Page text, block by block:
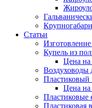
Статьи
Купель из
Цена на
Воздуховоды
Пластиковый
Цена на
Пластиковые
Пластиковая